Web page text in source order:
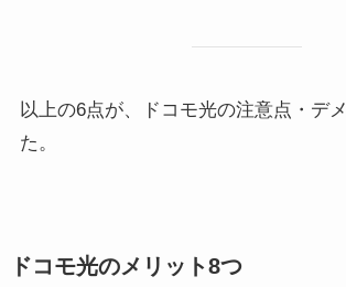
以上の6点が、ドコモ光の注意点・デ
た。
ドコモ光のメリット8つ